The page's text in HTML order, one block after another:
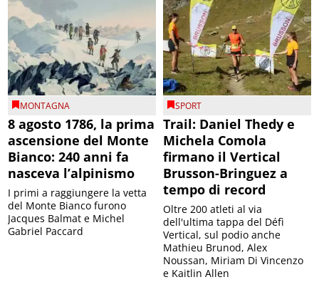
MONTAGNA
8 agosto 1786, la prima
ascensione del Monte
Bianco: 240 anni fa
nasceva l’alpinismo
I primi a raggiungere la vetta
del Monte Bianco furono
Jacques Balmat e Michel
Gabriel Paccard
SPORT
Trail: Daniel Thedy e
Michela Comola
firmano il Vertical
Brusson-Bringuez a
tempo di record
Oltre 200 atleti al via
dell'ultima tappa del Défì
Vertical, sul podio anche
Mathieu Brunod, Alex
Noussan, Miriam Di Vincenzo
e Kaitlin Allen